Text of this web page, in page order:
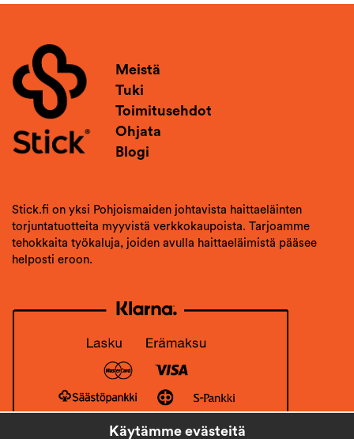
Meistä
Tuki
Toimitusehdot
Ohjata
Blogi
Stick.fi on yksi Pohjoismaiden johtavista haittaeläinten
torjuntatuotteita myyvistä verkkokaupoista. Tarjoamme
tehokkaita työkaluja, joiden avulla haittaeläimistä pääsee
helposti eroon.
Käytämme evästeitä